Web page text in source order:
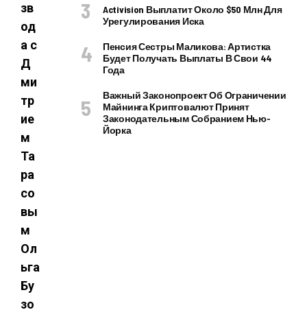
зв
од
а с
Д
ми
тр
ие
м
Та
ра
со
вы
м
Ол
ьга
Бу
зо
Activision Выплатит Около $50 Млн Для
Урегулирования Иска
Пенсия Сестры Маликова: Артистка
Будет Получать Выплаты В Свои 44
Года
Важный Законопроект Об Ограничении
Майнинга Криптовалют Принят
Законодательным Собранием Нью-
Йорка